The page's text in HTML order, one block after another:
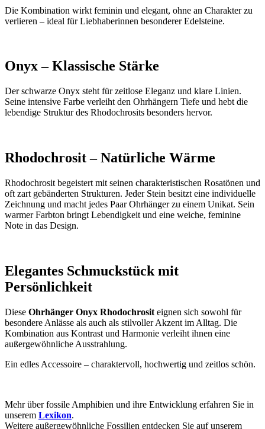
Die Kombination wirkt feminin und elegant, ohne an Charakter zu
verlieren – ideal für Liebhaberinnen besonderer Edelsteine.
Onyx – Klassische Stärke
Der schwarze Onyx steht für zeitlose Eleganz und klare Linien.
Seine intensive Farbe verleiht den Ohrhängern Tiefe und hebt die
lebendige Struktur des Rhodochrosits besonders hervor.
Rhodochrosit – Natürliche Wärme
Rhodochrosit begeistert mit seinen charakteristischen Rosatönen und
oft zart gebänderten Strukturen. Jeder Stein besitzt eine individuelle
Zeichnung und macht jedes Paar Ohrhänger zu einem Unikat. Sein
warmer Farbton bringt Lebendigkeit und eine weiche, feminine
Note in das Design.
Elegantes Schmuckstück mit
Persönlichkeit
Diese Ohrhänger Onyx Rhodochrosit eignen sich sowohl für
besondere Anlässe als auch als stilvoller Akzent im Alltag. Die
Kombination aus Kontrast und Harmonie verleiht ihnen eine
außergewöhnliche Ausstrahlung.
Ein edles Accessoire – charaktervoll, hochwertig und zeitlos schön.
Mehr über fossile Amphibien und ihre Entwicklung erfahren Sie in
unserem Lexikon.
Weitere außergewöhnliche Fossilien entdecken Sie auf unserem